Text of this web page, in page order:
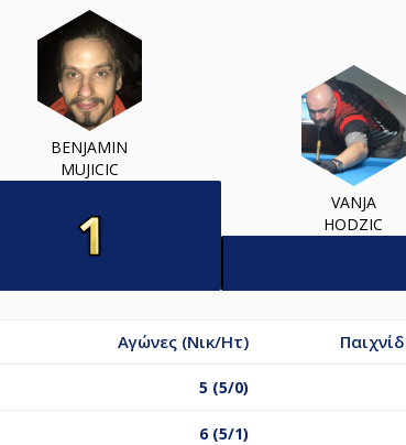
BENJAMIN
MUJICIC
VANJA
HODZIC
Αγώνες (Νικ/Ητ)
5 (5/0)
6 (5/1)